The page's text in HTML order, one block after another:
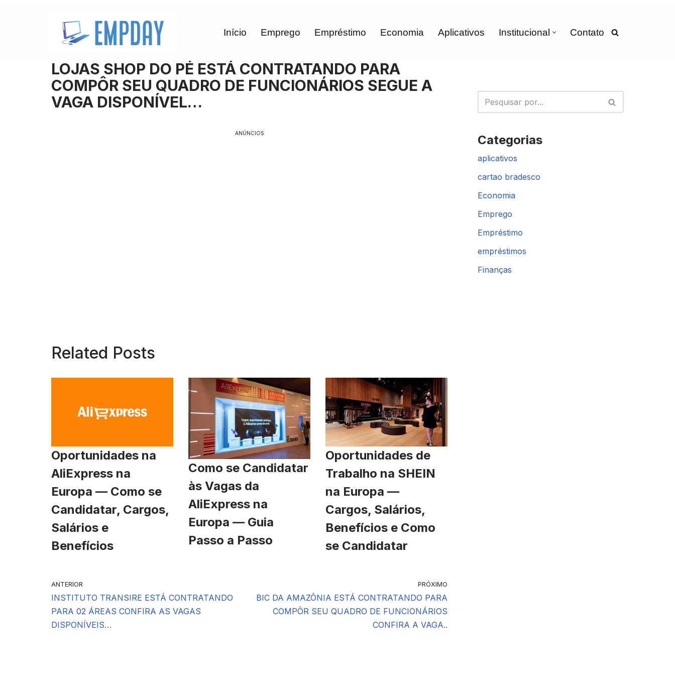
Início Emprego Empréstimo Economia Aplicativos Institucional Contato
LOJAS SHOP DO PÉ ESTÁ CONTRATANDO PARA
COMPÔR SEU QUADRO DE FUNCIONÁRIOS SEGUE A
VAGA DISPONÍVEL…
ANÚNCIOS
Related Posts
Oportunidades na
AliExpress na
Europa — Como se
Candidatar, Cargos,
Salários e
Benefícios
Como se Candidatar
às Vagas da
AliExpress na
Europa — Guia
Passo a Passo
Oportunidades de
Trabalho na SHEIN
na Europa —
Cargos, Salários,
Benefícios e Como
se Candidatar
ANTERIOR
INSTITUTO TRANSIRE ESTÁ CONTRATANDO
PARA 02 ÁREAS CONFIRA AS VAGAS
DISPONÍVEIS…
PRÓXIMO
BIC DA AMAZÔNIA ESTÁ CONTRATANDO PARA
COMPÔR SEU QUADRO DE FUNCIONÁRIOS
CONFIRA A VAGA..
Categorias
aplicativos
cartao bradesco
Economia
Emprego
Empréstimo
empréstimos
Finanças